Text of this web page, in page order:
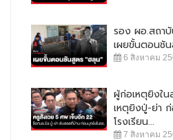
รอง ผอ.สถา
เผยขั้นตอนชัน
6 สิงหาคม
ผู้ก่อเหตุยิงใ
เหตุยิงปู่-ย่า
โรงเรียน...
7 สิงหาคม